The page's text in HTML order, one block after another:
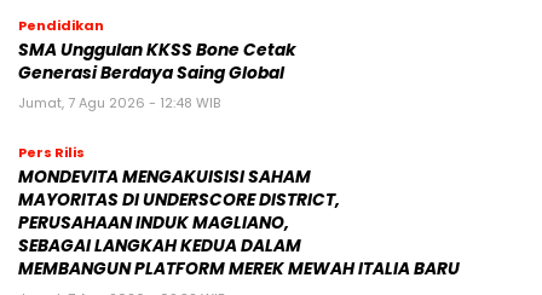
Pendidikan
SMA Unggulan KKSS Bone Cetak
Generasi Berdaya Saing Global
Jumat, 7 Agu 2026 - 12:48 WIB
Pers Rilis
MONDEVITA MENGAKUISISI SAHAM
MAYORITAS DI UNDERSCORE DISTRICT,
PERUSAHAAN INDUK MAGLIANO,
SEBAGAI LANGKAH KEDUA DALAM
MEMBANGUN PLATFORM MEREK MEWAH ITALIA BARU